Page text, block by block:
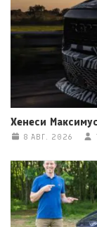
Хенеси
8 АВГ. 2026